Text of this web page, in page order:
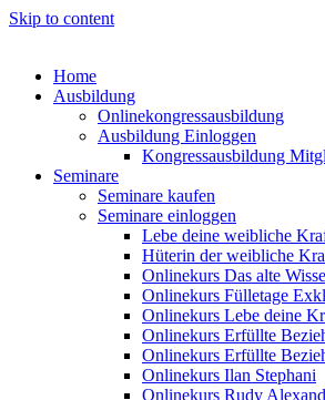
Skip to content
Home
Ausbildung
Onlinekongressausbildung
Ausbildung Einloggen
Kongressausbildung
Seminare
Seminare kaufen
Seminare einloggen
Lebe deine weibliche
Hüterin der weibliche
Onlinekurs Das alte
Onlinekurs Fülletage
Onlinekurs Lebe deine
Onlinekurs Erfüllte
Onlinekurs Erfüllte
Onlinekurs Ilan Stephani
Onlinekurs Rudy